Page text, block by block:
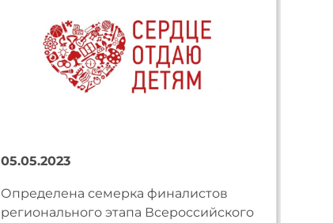
05.05.2023
Определена семерка финалистов
регионального этапа Всероссийского